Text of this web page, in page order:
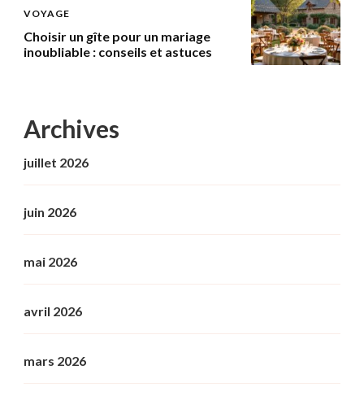
VOYAGE
Choisir un gîte pour un mariage
inoubliable : conseils et astuces
Archives
juillet 2026
juin 2026
mai 2026
avril 2026
mars 2026